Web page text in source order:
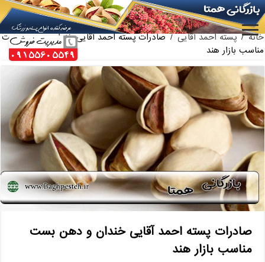
بازار فروش پسته فندقی اعلا
خانه / پسته احمد آقایی / صادرات پسته احمد آقایی خندان و دهن بست
مناسب بازار هند
صادرات پسته احمد آقایی خندان و دهن بست
مناسب بازار هند